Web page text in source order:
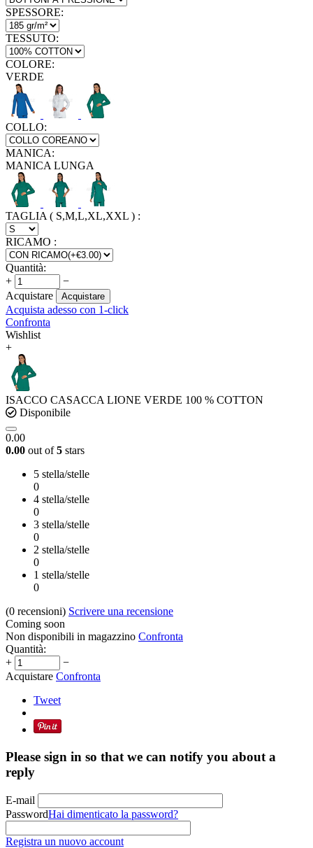
SPESSORE:
TESSUTO:
COLORE:
VERDE
COLLO:
MANICA:
MANICA LUNGA
TAGLIA ( S,M,L,XL,XXL ) :
RICAMO :
Quantità:
+
−
Acquistare
Acquistare
Acquista adesso con 1-click
Confronta
Wishlist
+
ISACCO CASACCA LIONE VERDE 100 % COTTON
Disponibile
0.00
0.00 out of5 stars
5 stella/stelle
0
4 stella/stelle
0
3 stella/stelle
0
2 stella/stelle
0
1 stella/stelle
0
(0 recensioni) Scrivere una recensione
Coming soon
Non disponibili in magazzino Confronta
Quantità:
+
−
Acquistare Confronta
Tweet
Please sign in so that we can notify you about a
reply
E-mail
PasswordHai dimenticato la password?
Registra un nuovo account